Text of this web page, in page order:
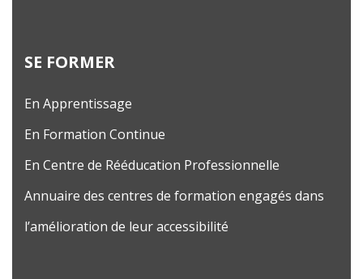
SE FORMER
En Apprentissage
En Formation Continue
En Centre de Rééducation Professionnelle
Annuaire des centres de formation engagés dans
l’amélioration de leur accessibilité